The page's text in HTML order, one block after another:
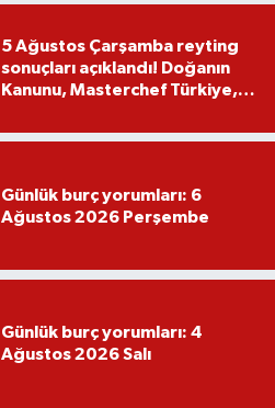
5 Ağustos Çarşamba reyting
sonuçları açıklandı! Doğanın
Kanunu, Masterchef Türkiye,
Günlük burç yorumları: 6
Ağustos 2026 Perşembe
Günlük burç yorumları: 4
Ağustos 2026 Salı